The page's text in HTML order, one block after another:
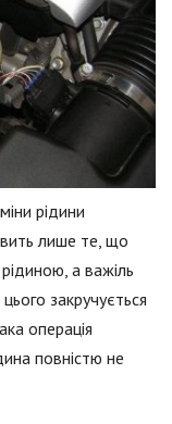
рідини
лише те, що
а важіль
закручується
операція
повністю не